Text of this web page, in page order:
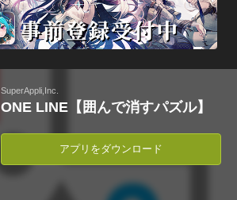
SuperAppli,Inc.
ONE LINE【囲んで消すパズル】
アプリをダウンロード